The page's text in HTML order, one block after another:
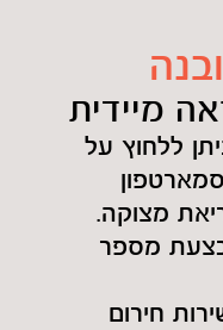
מיידית
ללחוץ על
מצוקה.
מספר